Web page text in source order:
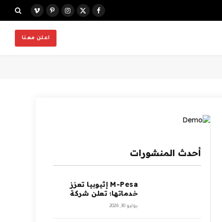
فيسبوك
X
الانستغرامبينتيريست
فيميو
اعلن معنا
أحدث المنشورات
M-Pesa إثيوبيا تعزز
خدماتها؛ تعلن شركة
نموها
يوليو 30, 2026